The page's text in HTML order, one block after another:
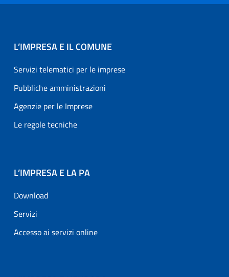
L’IMPRESA E IL COMUNE
Servizi telematici per le imprese
Pubbliche amministrazioni
Agenzie per le Imprese
Le regole tecniche
L’IMPRESA E LA PA
Download
Servizi
Accesso ai servizi online